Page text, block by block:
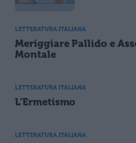
LETTERATURA ITALIANA
Meriggiare Pallido e
Montale
LETTERATURA ITALIANA
L'Ermetismo
LETTERATURA ITALIANA